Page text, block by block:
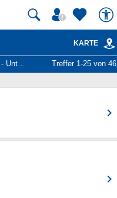
KARTE
Personen Treffer 1-25 von 46